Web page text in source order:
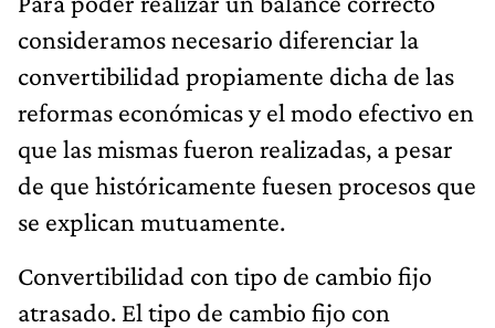
consideramos necesario diferenciar la
convertibilidad propiamente dicha de las
reformas económicas y el modo efectivo en
que las mismas fueron realizadas, a pesar
de que históricamente fuesen procesos que
se explican mutuamente.
Convertibilidad con tipo de cambio fijo
atrasado. El tipo de cambio fijo con